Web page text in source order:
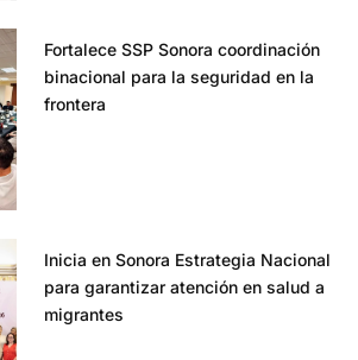
Fortalece SSP Sonora coordinación
binacional para la seguridad en la
frontera
Inicia en Sonora Estrategia Nacional
para garantizar atención en salud a
migrantes